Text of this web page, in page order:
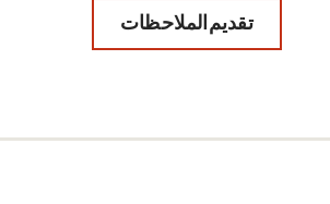
تقديم الملاحظات